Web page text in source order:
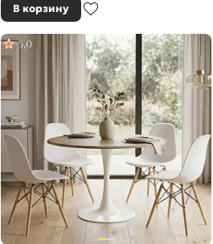
В корзину
5,0